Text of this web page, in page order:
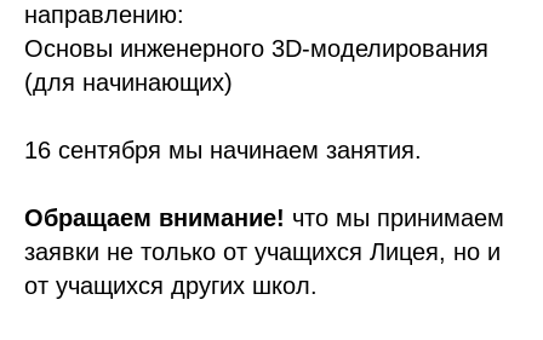
направлению:
Основы инженерного 3D-моделирования
(для начинающих)
16 сентября мы начинаем занятия.
Обращаем внимание! что мы принимаем
заявки не только от учащихся Лицея, но и
от учащихся других школ.